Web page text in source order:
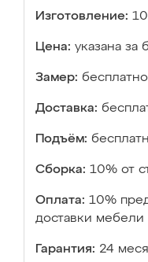
Изготовление:
Цена: указана за
Замер: бесплатно
Доставка:
Подъём:
Сборка: 10% от
Оплата: 10%
доставки мебели
Гарантия: 24